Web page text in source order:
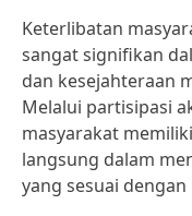
Keterlibatan
sangat signifikan
dan kesejahteraan
Melalui partisipasi
masyarakat
langsung dalam
yang sesuai